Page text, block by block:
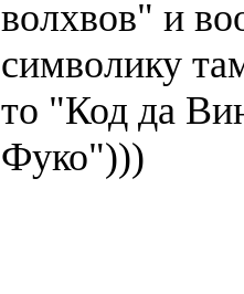
волхвов" и
символику
то "Код да
Фуко")))